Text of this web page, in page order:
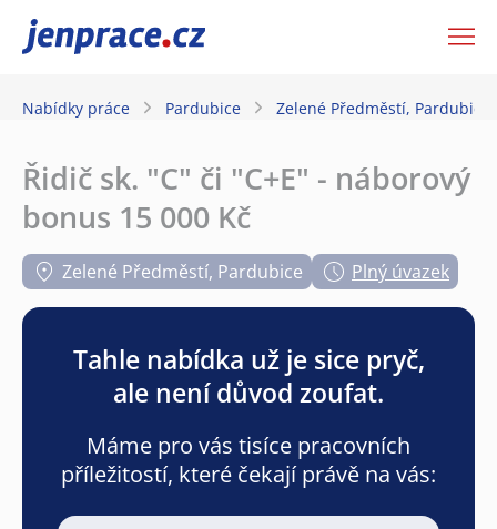
JenPráce.cz
Nabídky práce Pardubice Zelené Předměstí, Pardubice
Řidič sk. "C" či "C+E" - náborový
bonus 15 000 Kč
Zelené Předměstí, Pardubice Plný úvazek
Tahle nabídka už je sice pryč,
ale není důvod zoufat.
Máme pro vás tisíce pracovních
příležitostí, které čekají právě na vás: